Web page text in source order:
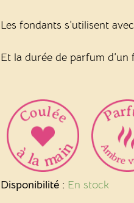
Les fondants s’utilisent
Et la durée de parfum
Disponibilité : En stock
quantité